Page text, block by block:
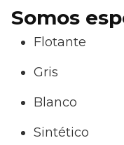
Somos
Flotante
Gris
Blanco
Sintético